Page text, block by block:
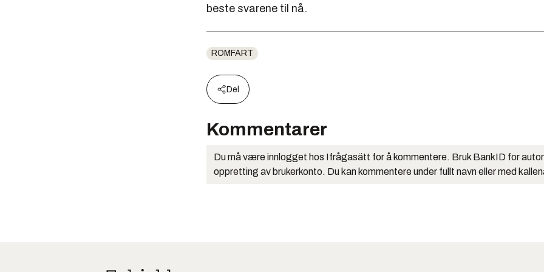
beste svarene til nå.
ROMFART
Del
Kommentarer
Du må være innlogget hos Ifrågasätt for å kommentere. Bruk BankID for
oppretting av brukerkonto. Du kan kommentere under fullt navn eller med